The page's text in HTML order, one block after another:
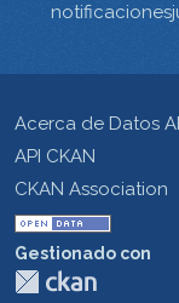
Acerca de Datos
API CKAN
CKAN Association
Gestionado con